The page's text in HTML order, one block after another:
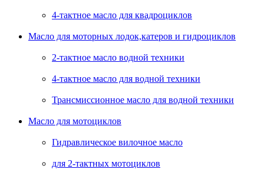
4-тактное масло для квадроциклов
Масло для моторных лодок,катеров и гидроциклов
2-тактное масло водной техники
4-тактное масло для водной техники
Трансмиссионное масло для водной техники
Масло для мотоциклов
Гидравлическое вилочное масло
для 2-тактных мотоциклов